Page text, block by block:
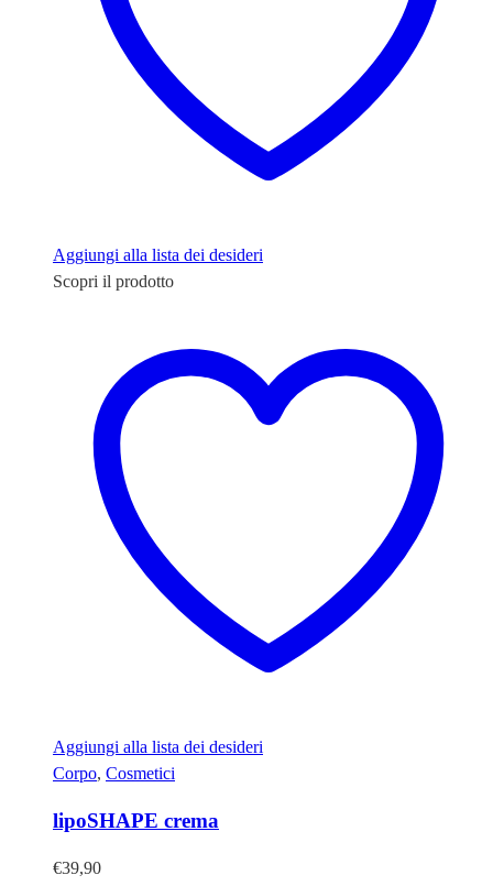
Aggiungi alla lista dei desideri
Scopri il prodotto
Aggiungi alla lista dei desideri
Corpo, Cosmetici
lipoSHAPE crema
€39,90